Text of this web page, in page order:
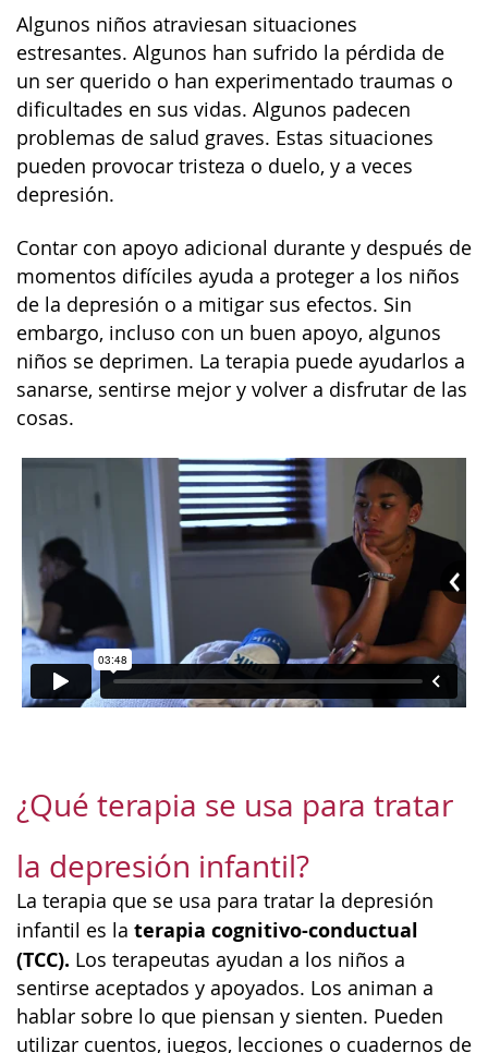
Algunos niños atraviesan situaciones
estresantes. Algunos han sufrido la pérdida de
un ser querido o han experimentado traumas o
dificultades en sus vidas. Algunos padecen
problemas de salud graves. Estas situaciones
pueden provocar tristeza o duelo, y a veces
depresión.
Contar con apoyo adicional durante y después de
momentos difíciles ayuda a proteger a los niños
de la depresión o a mitigar sus efectos. Sin
embargo, incluso con un buen apoyo, algunos
niños se deprimen. La terapia puede ayudarlos a
sanarse, sentirse mejor y volver a disfrutar de las
cosas.
¿Qué terapia se usa para tratar
la depresión infantil?
La terapia que se usa para tratar la depresión
infantil es la terapia cognitivo-conductual
(TCC). Los terapeutas ayudan a los niños a
sentirse aceptados y apoyados. Los animan a
hablar sobre lo que piensan y sienten. Pueden
utilizar cuentos, juegos, lecciones o cuadernos de